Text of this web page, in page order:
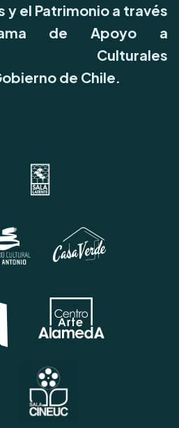
y el Patrimonio a través
de Apoyo a
Culturales
de Chile.